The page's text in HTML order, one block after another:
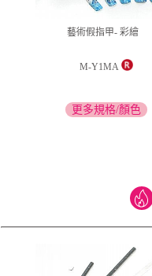
藝術假指甲- 彩繪
M-Y1MA
更多規格/顏色